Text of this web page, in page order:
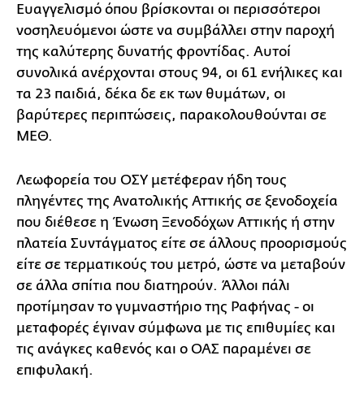
Ευαγγελισμό όπου βρίσκονται οι περισσότεροι
νοσηλευόμενοι ώστε να συμβάλλει στην παροχή
της καλύτερης δυνατής φροντίδας. Αυτοί
συνολικά ανέρχονται στους 94, οι 61 ενήλικες και
τα 23 παιδιά, δέκα δε εκ των θυμάτων, οι
βαρύτερες περιπτώσεις, παρακολουθούνται σε
ΜΕΘ.
Λεωφορεία του ΟΣΥ μετέφεραν ήδη τους
πληγέντες της Ανατολικής Αττικής σε ξενοδοχεία
που διέθεσε η Ένωση Ξενοδόχων Αττικής ή στην
πλατεία Συντάγματος είτε σε άλλους προορισμούς
είτε σε τερματικούς του μετρό, ώστε να μεταβούν
σε άλλα σπίτια που διατηρούν. Άλλοι πάλι
προτίμησαν το γυμναστήριο της Ραφήνας - οι
μεταφορές έγιναν σύμφωνα με τις επιθυμίες και
τις ανάγκες καθενός και ο ΟΑΣ παραμένει σε
επιφυλακή.